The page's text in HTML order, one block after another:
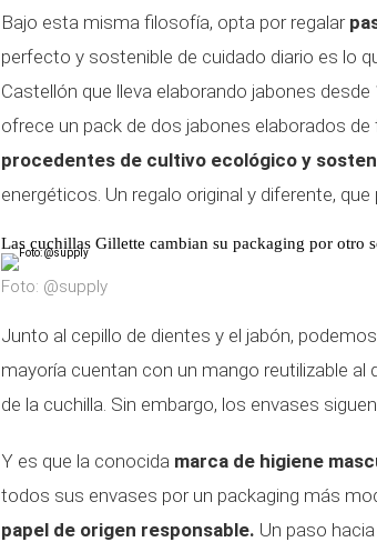
Bajo esta misma filosofía, opta por regalar
perfecto y sostenible de cuidado diario es lo
Castellón que lleva elaborando jabones
ofrece un pack de dos jabones elaborados de
procedentes de cultivo ecológico y
energéticos. Un regalo original y diferente,
Las cuchillas Gillette cambian su packaging por otro
Foto: @supply
Junto al cepillo de dientes y el jabón,
mayoría cuentan con un mango reutilizable
de la cuchilla. Sin embargo, los envases
Y es que la conocida marca de higiene
todos sus envases por un packaging más
papel de origen responsable. Un paso